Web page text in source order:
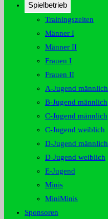
Spielbetrieb
Trainingszeiten
Männer I
Männer II
Frauen I
Frauen II
A-Jugend männlich
B-Jugend männlich
C-Jugend männlich
C-Jugend weiblich
D-Jugend männlich
D-Jugend weiblich
E-Jugend
Minis
MiniMinis
Sponsoren